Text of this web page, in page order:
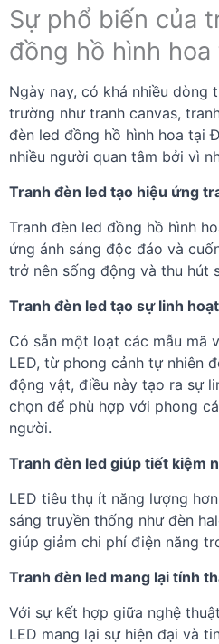
Sự phổ biến của
đồng hồ hình
Ngày nay, có khá nhiều
trường như tranh canvas,
đèn led đồng hồ hình hoa tại
nhiều người quan tâm bởi vì
Tranh đèn led tạo hiệu ứng
Tranh đèn led đồng hồ hình
ứng ánh sáng độc đáo và
trở nên sống động và thu hút
Tranh đèn led tạo sự linh
Có sẵn một loạt các mẫu mã
LED, từ phong cảnh tự nhiên
động vật, điều này tạo ra sự
chọn để phù hợp với phong
người.
Tranh đèn led giúp tiết kiệm
LED tiêu thụ ít năng lượng
sáng truyền thống như đèn
giúp giảm chi phí điện năng
Tranh đèn led mang lại tính
Với sự kết hợp giữa nghệ
LED mang lại sự hiện đại và